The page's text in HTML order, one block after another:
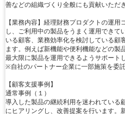
善などの組織づくり全般にも貢献いただ
【業務内容】経理財務プロダクトの運
し、ご利用中の製品をうまく運用できて
いる顧客、業務効率化を検討している顧
ます。例えば新機能や便利機能などの製
最大限に製品を運用できるようサポート
※自社のパートナー企業に一部施策を委
【顧客支援事例】
通常事例（１）
導入した製品の継続利用を迷われている
にヒアリングし、改善提案を行います。